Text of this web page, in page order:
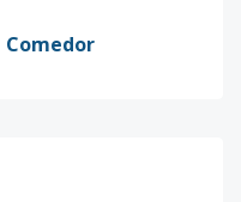
Comedor